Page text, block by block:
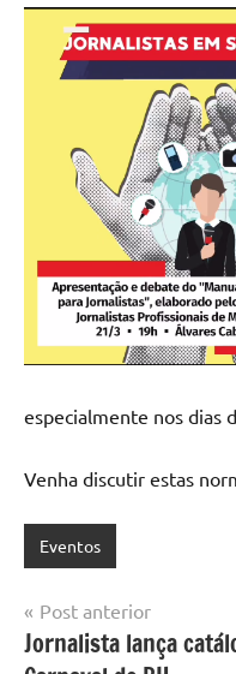
especialmente nos dias
Venha discutir estas
Eventos
Navegação
de
Post anterior
Jornalista lança